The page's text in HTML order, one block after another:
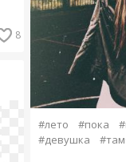
8
#лето #пока
#девушка